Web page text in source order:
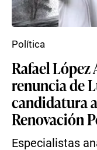
Rafael López
renuncia de
candidatura
Renovación
Especialistas
Política